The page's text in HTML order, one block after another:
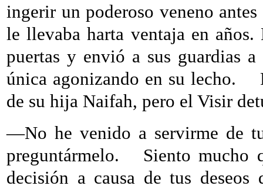
ingerir un poderoso veneno
le llevaba harta ventaja en
puertas y envió a sus guardias
única agonizando en su lecho.
de su hija Naifah, pero el Visir
—No he venido a servirme de
preguntármelo.
Siento mucho
decisión a causa de tus